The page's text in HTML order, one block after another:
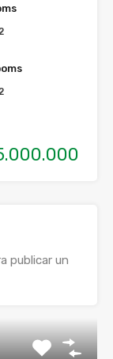
publicar un